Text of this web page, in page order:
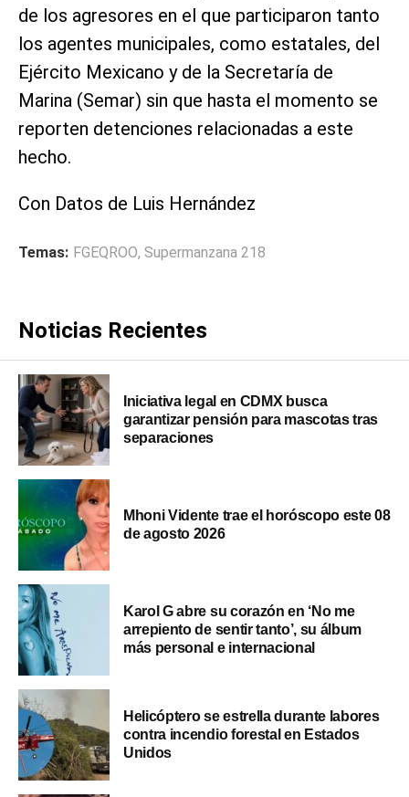
de los agresores en el que participaron tanto
los agentes municipales, como estatales, del
Ejército Mexicano y de la Secretaría de
Marina (Semar) sin que hasta el momento se
reporten detenciones relacionadas a este
hecho.
Con Datos de Luis Hernández
Temas: FGEQROO, Supermanzana 218
Noticias Recientes
Iniciativa legal en CDMX busca
garantizar pensión para mascotas tras
separaciones
Mhoni Vidente trae el horóscopo este 08
de agosto 2026
Karol G abre su corazón en ‘No me
arrepiento de sentir tanto’, su álbum
más personal e internacional
Helicóptero se estrella durante labores
contra incendio forestal en Estados
Unidos